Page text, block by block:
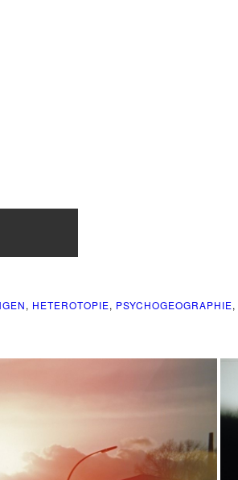
, HETEROTOPIE, PSYCHOGEOGRAPHIE,